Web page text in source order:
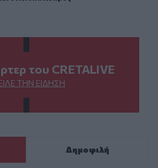
του CRETALIVE
ΤΗΝ ΕΊΔΗΣΗ
Δημοφιλή